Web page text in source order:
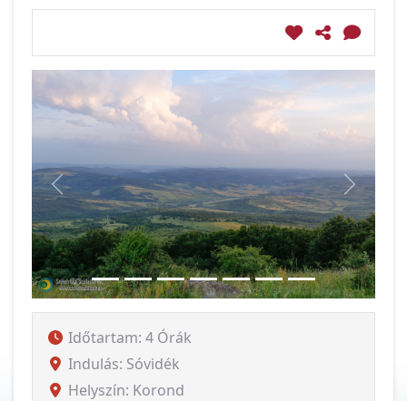
Vissza
Időtartam: 4 Órák
Indulás: Sóvidék
Helyszín: Korond